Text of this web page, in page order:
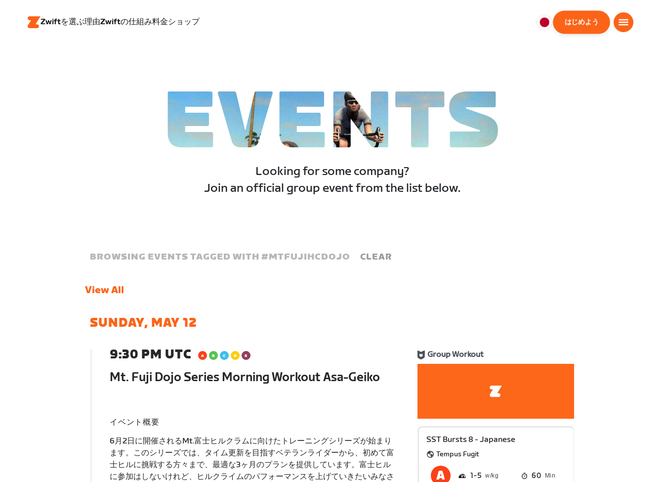
Zwiftを選ぶ理由Zwiftの仕組み料金ショップ
日
はじめよう
EVENTS
Looking for some company?
Join an official group event from the list below.
BROWSING EVENTS TAGGED WITH #MTFUJIHCDOJO CLEAR
View All
SUNDAY, MAY 12
9:30 PM UTC
Mt. Fuji Dojo Series Morning Workout Asa-Geiko
Group Workout
イベント概要
6月2日に開催されるMt.富士ヒルクラムに向けたトレーニングシリーズが始まり
ます。このシリーズでは、タイム更新を目指すベテランライダーから、初めて富
士ヒルに挑戦する方々まで、最適な3ヶ月のプランを提供しています。富士ヒル
に参加はしないけれど、ヒルクライムのパフォーマンスを上げていきたいみなさ
SST Bursts 8 - Japanese
Tempus Fugit
1 5 60 Min